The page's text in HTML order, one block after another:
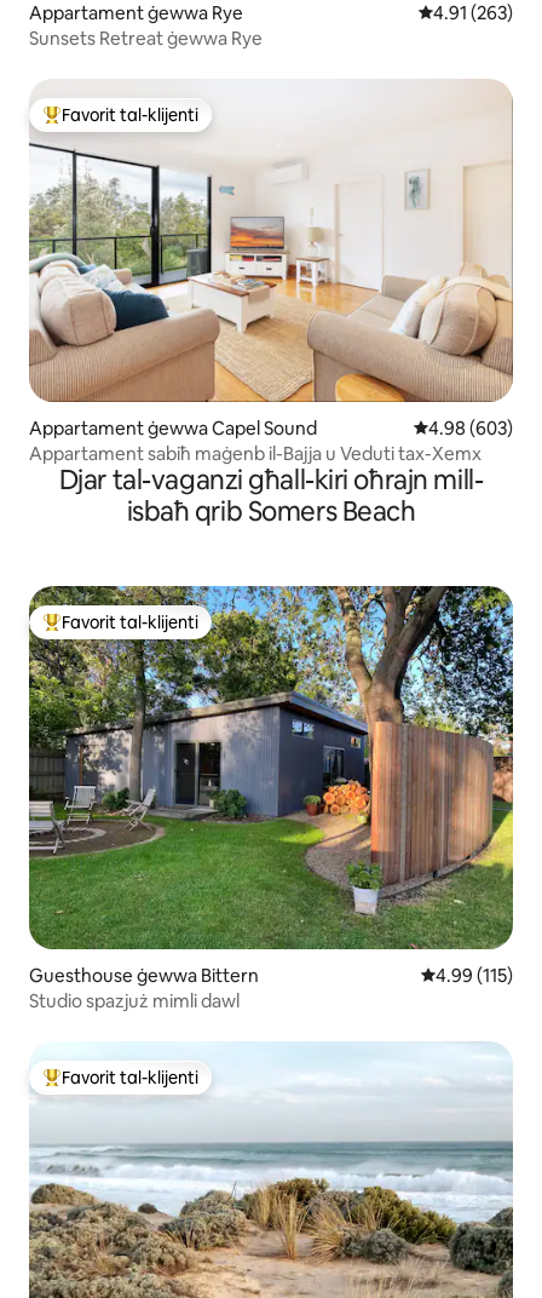
Appartament ġewwa Rye Rating medju
4.91 (263)
Sunsets Retreat ġewwa Rye
Wieħed mill-aqwa favoriti tal-klijenti
Favorit tal-klijenti
Appartament ġewwa Capel Sound Rating medju
4.98 (603)
Appartament sabiħ maġenb il-Bajja u Veduti tax-Xemx
Djar tal-vaganzi għall-kiri oħrajn mill-
isbaħ qrib Somers Beach
Wieħed mill-aqwa favoriti tal-klijenti
Favorit tal-klijenti
Guesthouse ġewwa Bittern Rating medju
4.99 (115)
Studio spazjuż mimli dawl
Wieħed mill-aqwa favoriti tal-klijenti
Favorit tal-klijenti